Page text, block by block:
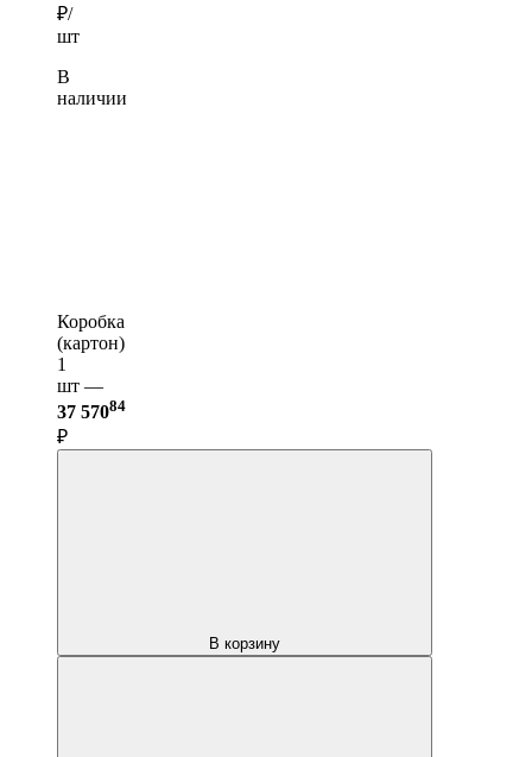
₽/
шт
В
наличии
Коробка
(картон)
1
шт —
37 57084
₽
В корзину